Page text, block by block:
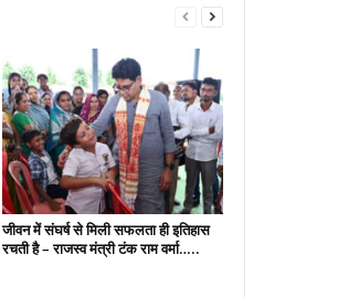
जीवन में संघर्ष से मिली सफलता ही इतिहास
रचती है – राजस्व मंत्री टंक राम वर्मा…..